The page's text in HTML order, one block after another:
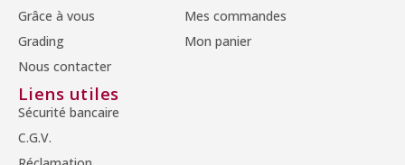
Grâce à vous
Grading
Nous contacter
Mes commandes
Mon panier
Liens utiles
Sécurité bancaire
C.G.V.